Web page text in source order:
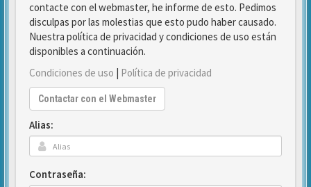
contacte con el webmaster, he informe de esto. Pedimos
disculpas por las molestias que esto pudo haber causado.
Nuestra política de privacidad y condiciones de uso están
disponibles a continuación.
Condiciones de uso | Política de privacidad
Contactar con el Webmaster
Alias:
Contraseña: